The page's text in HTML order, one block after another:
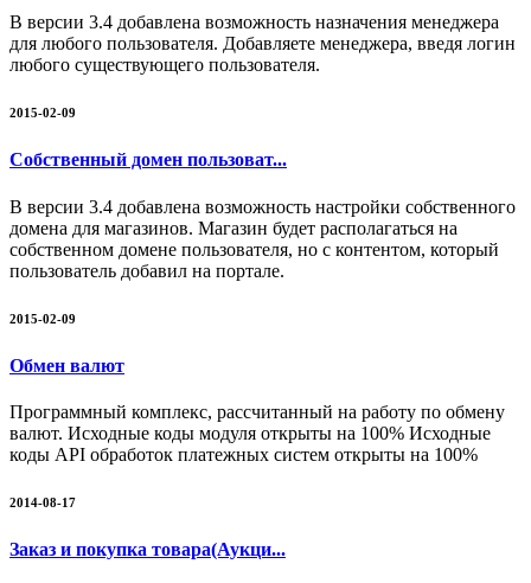
В версии 3.4 добавлена возможность назначения менеджера
для любого пользователя. Добавляете менеджера, введя логин
любого существующего пользователя.
2015-02-09
Собственный домен пользоват...
В версии 3.4 добавлена возможность настройки собственного
домена для магазинов. Магазин будет располагаться на
собственном домене пользователя, но с контентом, который
пользователь добавил на портале.
2015-02-09
Обмен валют
Программный комплекс, рассчитанный на работу по обмену
валют. Исходные коды модуля открыты на 100% Исходные
коды API обработок платежных систем открыты на 100%
2014-08-17
Заказ и покупка товара(Аукци...